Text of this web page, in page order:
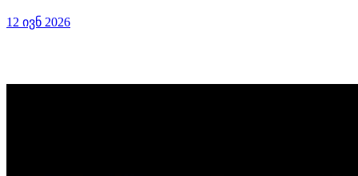
12 ივნ 2026